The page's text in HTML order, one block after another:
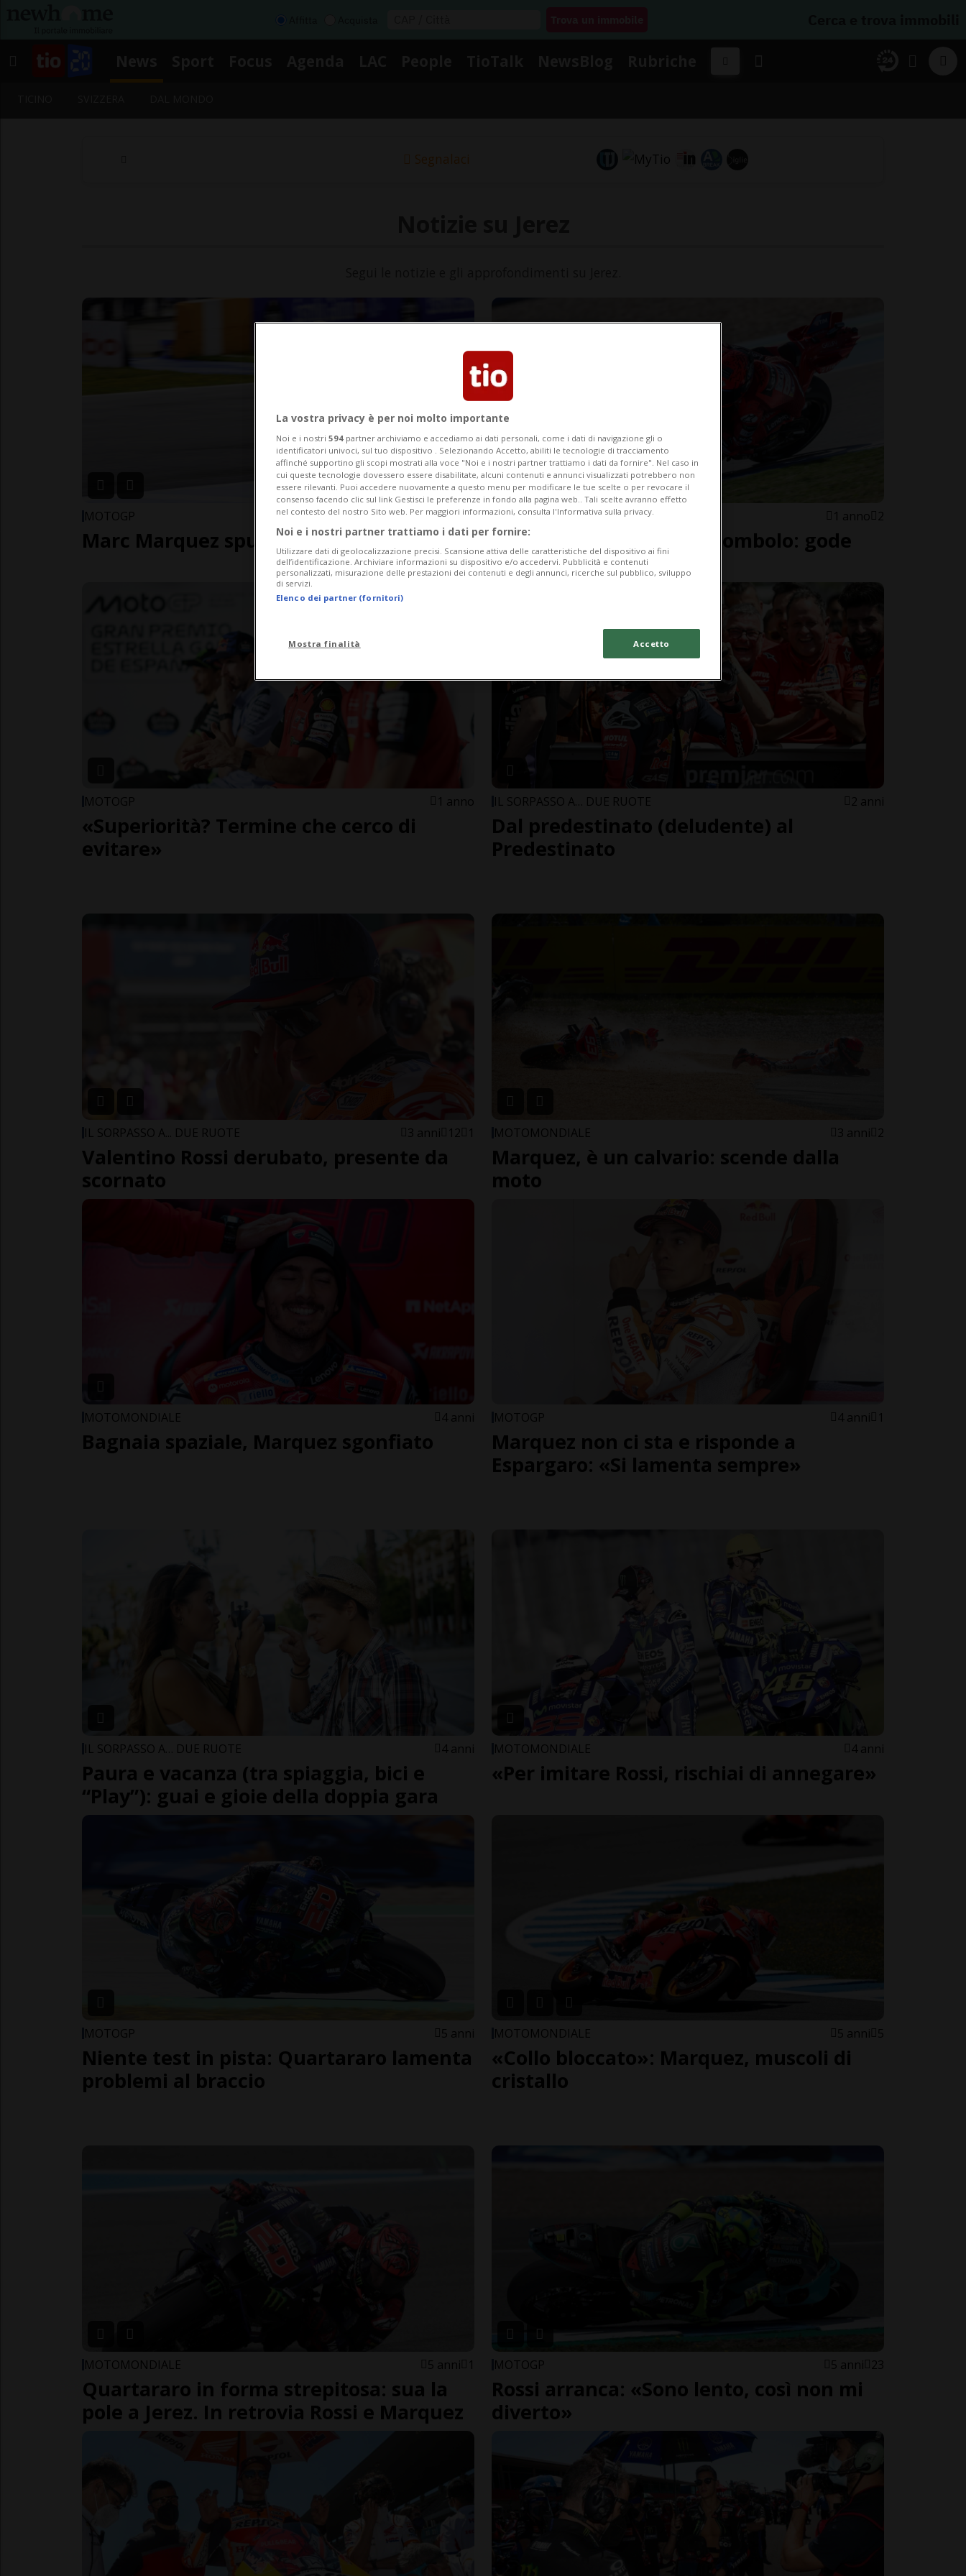
Segnalaci
MOTOGP 3 mesi 1 2
Marc Marquez spunta dal diluvio
MOTOMONDIALE 1 anno 2
Quartararo, pole e capitombolo: gode
(sempre) Marquez
MOTOGP 1 anno
«Superiorità? Termine che cerco di
evitare»
IL SORPASSO A… DUE RUOTE 2 anni
Dal predestinato (deludente) al
Predestinato
IL SORPASSO A... DUE RUOTE 3 anni 12 1
Valentino Rossi derubato, presente da
scornato
MOTOMONDIALE 3 anni 2
Marquez, è un calvario: scende dalla
moto
MOTOMONDIALE 4 anni
Bagnaia spaziale, Marquez sgonfiato
MOTOGP 4 anni 1
Marquez non ci sta e risponde a
Espargaro: «Si lamenta sempre»
IL SORPASSO A… DUE RUOTE 4 anni
Paura e vacanza (tra spiaggia, bici e
“Play”): guai e gioie della doppia gara
MOTOMONDIALE 4 anni
«Per imitare Rossi, rischiai di annegare»
MOTOGP 5 anni
Niente test in pista: Quartararo lamenta
problemi al braccio
MOTOMONDIALE 5 anni 5
«Collo bloccato»: Marquez, muscoli di
cristallo
MOTOMONDIALE 5 anni 1
Quartararo in forma strepitosa: sua la
pole a Jerez. In retrovia Rossi e Marquez
MOTOGP 5 anni 23
Rossi arranca: «Sono lento, così non mi
diverto»
La vostra privacy è per noi molto importante
Noi e i nostri 594 partner archiviamo e accediamo ai dati personali, come i dati di navigazione gli o
identificatori univoci, sul tuo dispositivo . Selezionando Accetto, abiliti le tecnologie di tracciamento
affinché supportino gli scopi mostrati alla voce "Noi e i nostri partner trattiamo i dati da fornire". Nel caso in
cui queste tecnologie dovessero essere disabilitate, alcuni contenuti e annunci visualizzati potrebbero non
essere rilevanti. Puoi accedere nuovamente a questo menu per modificare le tue scelte o per revocare il
consenso facendo clic sul link Gestisci le preferenze in fondo alla pagina web.. Tali scelte avranno effetto
nel contesto del nostro Sito web. Per maggiori informazioni, consulta l'Informativa sulla privacy.
Noi e i nostri partner trattiamo i dati per fornire:
Utilizzare dati di geolocalizzazione precisi. Scansione attiva delle caratteristiche del dispositivo ai fini
dell’identificazione. Archiviare informazioni su dispositivo e/o accedervi. Pubblicità e contenuti
personalizzati, misurazione delle prestazioni dei contenuti e degli annunci, ricerche sul pubblico, sviluppo
di servizi.
Elenco dei partner (fornitori)
Mostra finalità Accetto